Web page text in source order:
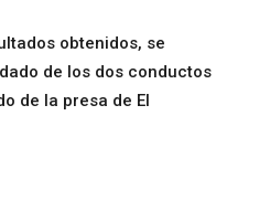
obtenidos, se
de los dos conductos
de la presa de El